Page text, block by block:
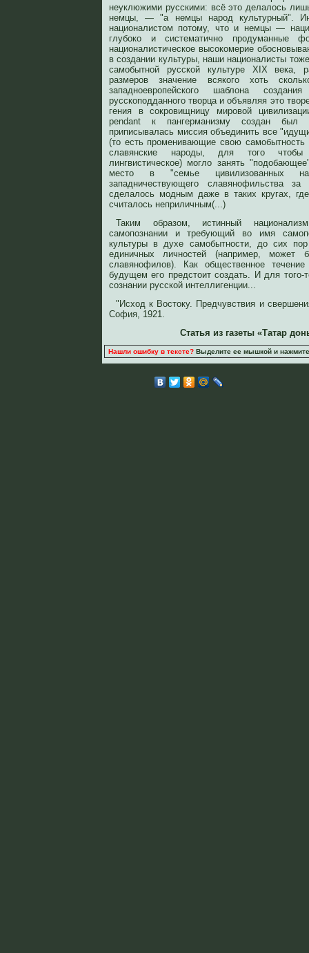
неуклюжими русскими: всё это делалось
немцы, — "а немцы народ культурный".
националистом потому, что и немцы —
глубоко и систематично продуманные
националистическое высокомерие
в создании культуры, наши националисты
самобытной русской культуре XIX века,
размеров значение всякого хоть
западноевропейского шаблона
русскоподданного творца и объявляя это
гения в сокровищницу мировой
pendant к пангерманизму создан
приписывалась миссия объединить все
(то есть променивающие свою самобытность
славянские народы, для того чтобы
лингвистическое) могло занять
место в "семье цивилизованных
западничествующего славянофильства
сделалось модным даже в таких кругах,
считалось неприличным(...)
Таким образом, истинный
самопознании и требующий во имя
культуры в духе самобытности, до сих
единичных личностей (например, может
славянофилов). Как общественное
будущем его предстоит создать. И для
сознании русской интеллигенции...
"Исход к Востоку. Предчувствия и
София, 1921.
Статья из газеты «Татар
Нашли ошибку в тексте?Выделите ее мышкой и нажмите